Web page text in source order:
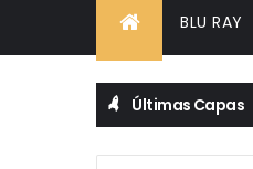
BLU RAY
Últimas Capas